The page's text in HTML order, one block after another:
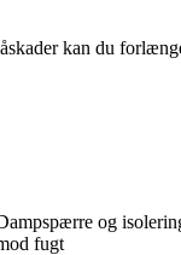
kan du
og
fugt